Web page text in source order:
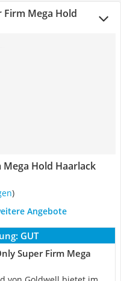
Firm Mega Hold
Hold Haarlack
)
Angebote
GUT
Super Firm Mega